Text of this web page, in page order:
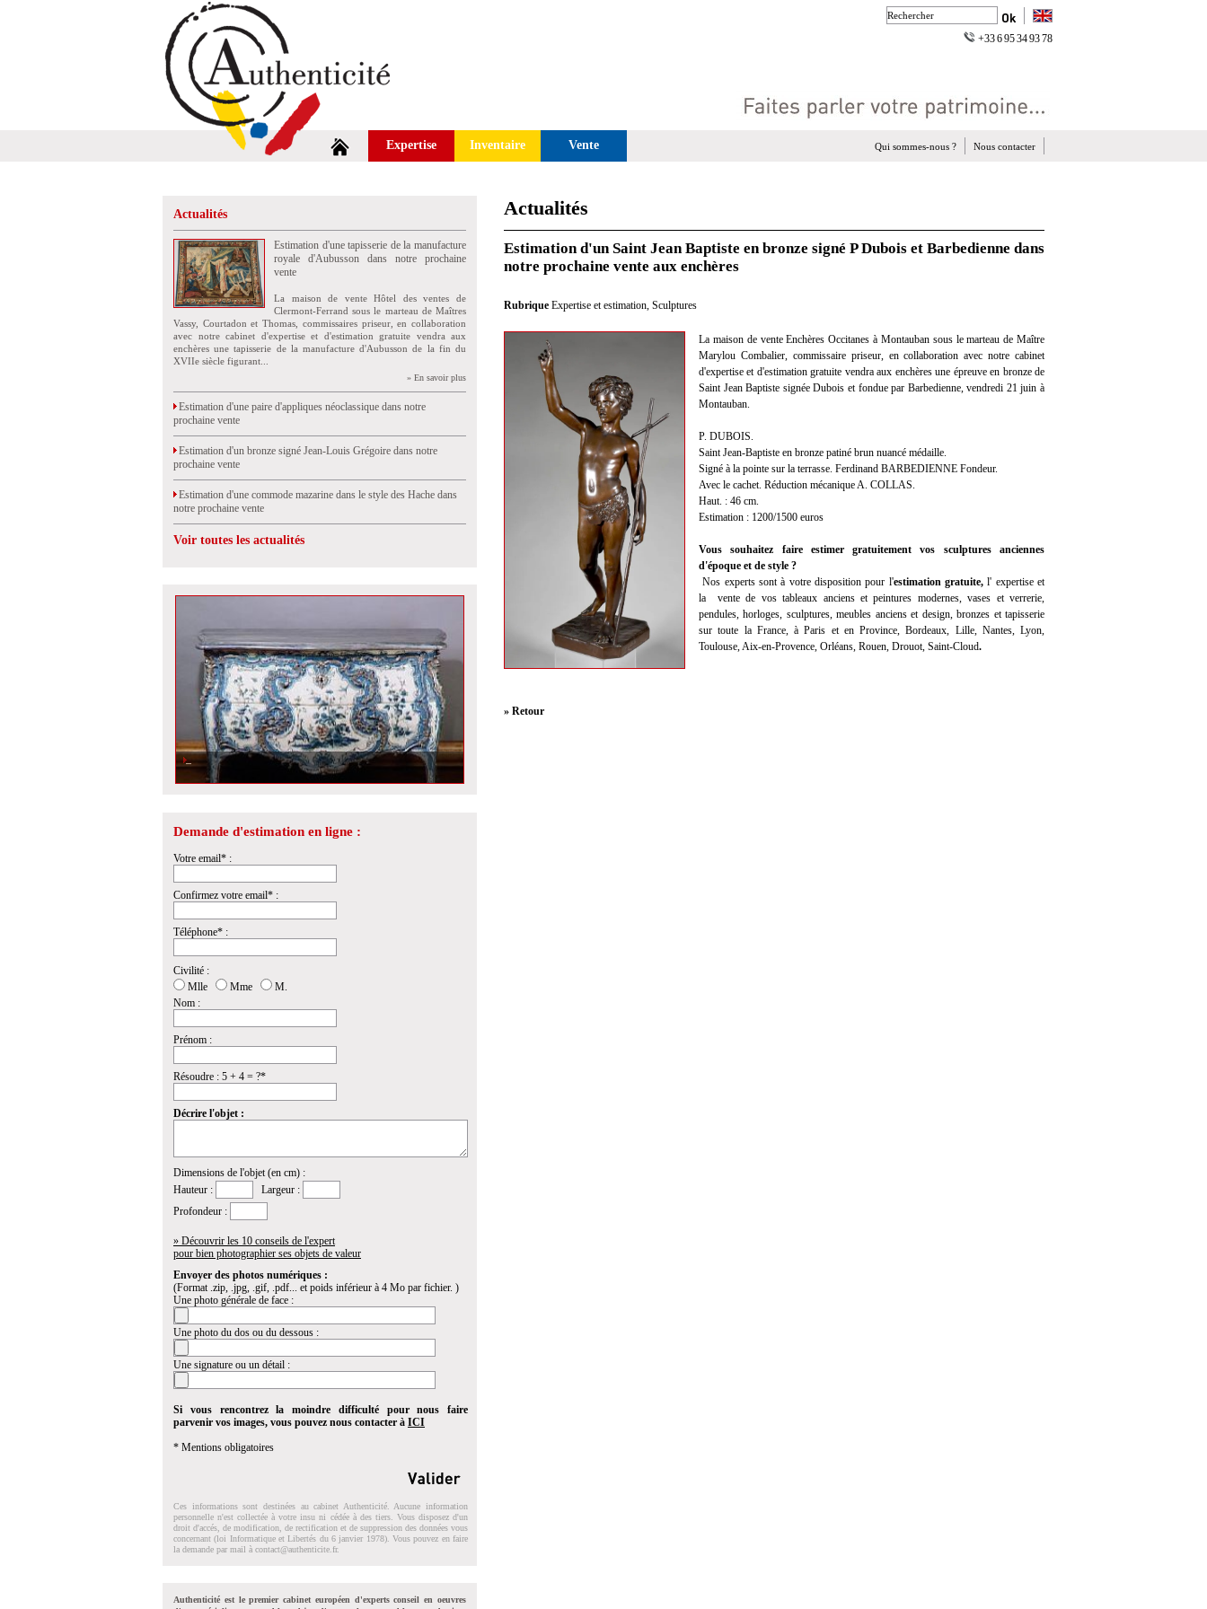
+33 6 95 34 93 78
Expertise Inventaire Vente Nous contacter
Qui sommes-nous ?
Actualités
Estimation d'une tapisserie de la manufacture
royale d'Aubusson dans notre prochaine
vente
La maison de vente Hôtel des ventes de
Clermont-Ferrand sous le marteau de Maîtres
Vassy, Courtadon et Thomas, commissaires priseur, en collaboration
avec notre cabinet d'expertise et d'estimation gratuite vendra aux
enchères une tapisserie de la manufacture d'Aubusson de la fin du
XVIIe siècle figurant...
» En savoir plus
Estimation d'une paire d'appliques néoclassique dans notre
prochaine vente
Estimation d'un bronze signé Jean-Louis Grégoire dans notre
prochaine vente
Estimation d'une commode mazarine dans le style des Hache dans
notre prochaine vente
Voir toutes les actualités
Demande d'estimation en ligne :
Votre email* :
Confirmez votre email* :
Téléphone* :
Civilité :
Mlle
Mme
M.
Nom :
Prénom :
Résoudre : 5 + 4 = ?*
Décrire l'objet :
Dimensions de l'objet (en cm) :
Hauteur :
Largeur :
Profondeur :
» Découvrir les 10 conseils de l'expert
pour bien photographier ses objets de valeur
Envoyer des photos numériques :
(Format .zip, .jpg, .gif, .pdf... et poids inférieur à 4 Mo par fichier. )
Une photo générale de face :
Une photo du dos ou du dessous :
Une signature ou un détail :
Si vous rencontrez la moindre difficulté pour nous faire
parvenir vos images, vous pouvez nous contacter à ICI
* Mentions obligatoires
Ces informations sont destinées au cabinet Authenticité. Aucune information
personnelle n'est collectée à votre insu ni cédée à des tiers. Vous disposez d'un
droit d'accés, de modification, de rectification et de suppression des données vous
concernant (loi Informatique et Libertés du 6 janvier 1978). Vous pouvez en faire
la demande par mail à contact@authenticite.fr.
Authenticité est le premier cabinet européen d'experts conseil en oeuvres
Actualités
Estimation d'un Saint Jean Baptiste en bronze signé P Dubois et Barbedienne dans
notre prochaine vente aux enchères
Rubrique Expertise et estimation, Sculptures
La maison de vente Enchères Occitanes à Montauban sous le marteau de Maître
Marylou Combalier, commissaire priseur, en collaboration avec notre cabinet
d'expertise et d'estimation gratuite vendra aux enchères une épreuve en bronze de
Saint Jean Baptiste signée Dubois et fondue par Barbedienne, vendredi 21 juin à
Montauban.
P. DUBOIS.
Saint Jean-Baptiste en bronze patiné brun nuancé médaille.
Signé à la pointe sur la terrasse. Ferdinand BARBEDIENNE Fondeur.
Avec le cachet. Réduction mécanique A. COLLAS.
Haut. : 46 cm.
Estimation : 1200/1500 euros
Vous souhaitez faire estimer gratuitement vos sculptures anciennes
d'époque et de style ?
Nos experts sont à votre disposition pour l'estimation gratuite,l' expertiseet
la ventede vos tableaux anciens et peintures modernes, vases et verrerie,
pendules, horloges, sculptures, meubles anciens et design, bronzes et tapisserie
sur toute la France, à Paris et en Province, Bordeaux, Lille, Nantes, Lyon,
Toulouse, Aix-en-Provence, Orléans, Rouen, Drouot, Saint-Cloud.
» Retour